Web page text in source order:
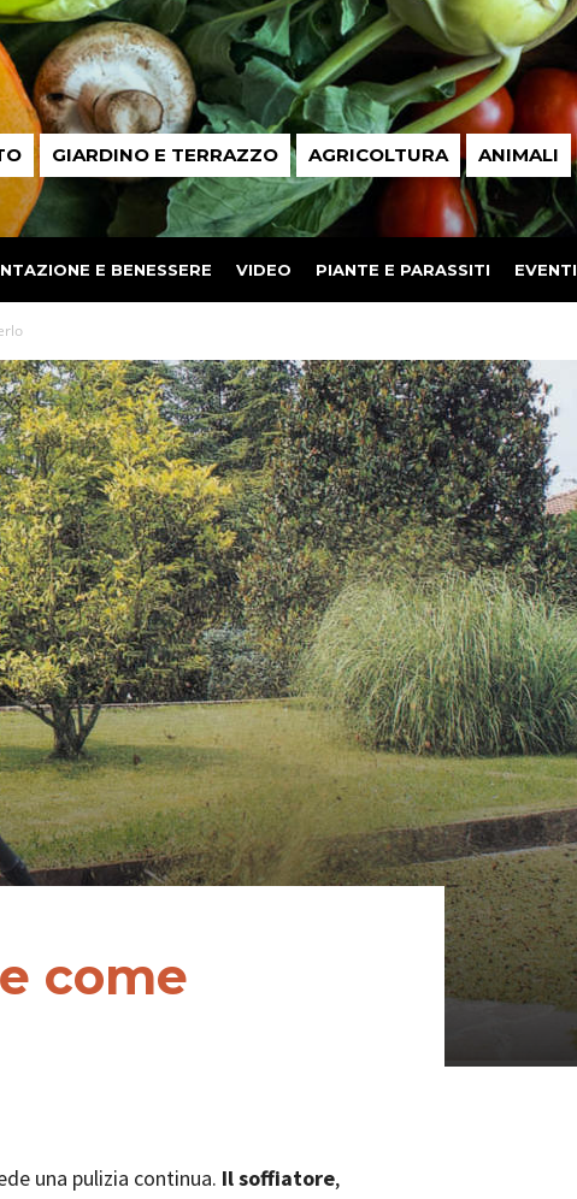
GIARDINO E TERRAZZO AGRICOLTURA ANIMALI
E BENESSERE VIDEO PIANTE E PARASSITI EVENTI
come
una pulizia continua. Il soffiatore,